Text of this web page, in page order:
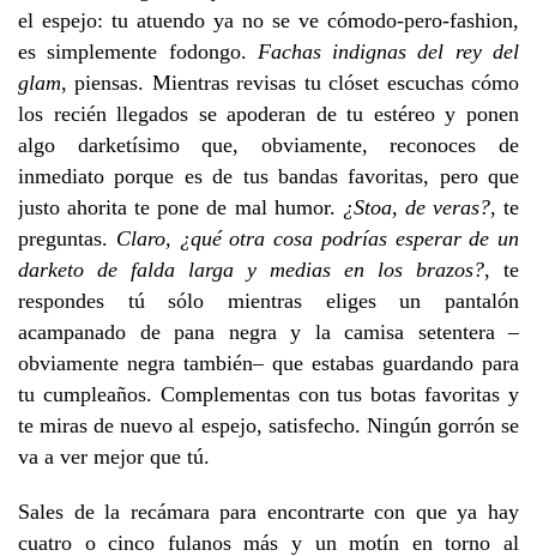
el espejo: tu atuendo ya no se ve cómodo-pero-fashion,
es simplemente fodongo. Fachas indignas del rey del
glam, piensas. Mientras revisas tu clóset escuchas cómo
los recién llegados se apoderan de tu estéreo y ponen
algo darketísimo que, obviamente, reconoces de
inmediato porque es de tus bandas favoritas, pero que
justo ahorita te pone de mal humor. ¿Stoa, de veras?, te
preguntas. Claro, ¿qué otra cosa podrías esperar de un
darketo de falda larga y medias en los brazos?, te
respondes tú sólo mientras eliges un pantalón
acampanado de pana negra y la camisa setentera –
obviamente negra también– que estabas guardando para
tu cumpleaños. Complementas con tus botas favoritas y
te miras de nuevo al espejo, satisfecho. Ningún gorrón se
va a ver mejor que tú.
Sales de la recámara para encontrarte con que ya hay
cuatro o cinco fulanos más y un motín en torno al